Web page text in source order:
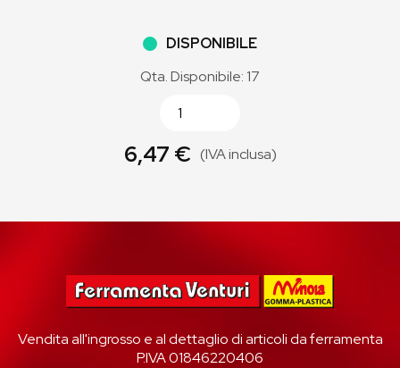
DISPONIBILE
Qta. Disponibile: 17
6,47 € (IVA inclusa)
Vendita all'ingrosso e al dettaglio di articoli da ferramenta
P.IVA 01846220406